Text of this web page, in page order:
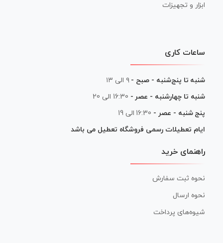
ابزار و تجهیزات
ساعات کاری
شنبه تا پنج‌شنبه - صبح - ۹ الی ۱۳
شنبه تا چهارشنبه - عصر - 16:30 الی 20
پنج شنبه - عصر - 16:30 الی 19
ایام تعطیلات رسمی فروشگاه تعطیل می باشد
راهنمای خرید
نحوه ثبت سفارش
نحوه ارسال
شیوه‌های پرداخت